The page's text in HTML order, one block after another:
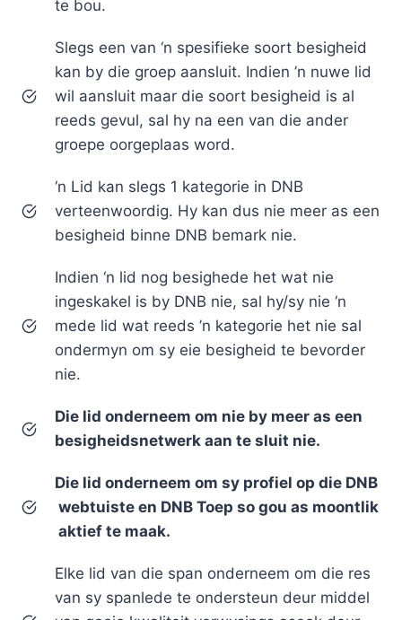
te bou.
Slegs een van ‘n spesifieke soort besigheid
kan by die groep aansluit. Indien ’n nuwe lid
wil aansluit maar die soort besigheid is al
reeds gevul, sal hy na een van die ander
groepe oorgeplaas word.
‘n Lid kan slegs 1 kategorie in DNB
verteenwoordig. Hy kan dus nie meer as een
besigheid binne DNB bemark nie.
Indien ‘n lid nog besighede het wat nie
ingeskakel is by DNB nie, sal hy/sy nie ‘n
mede lid wat reeds ’n kategorie het nie sal
ondermyn om sy eie besigheid te bevorder
nie.
Die lid onderneem om nie by meer as een
besigheidsnetwerk aan te sluit nie.
Die lid onderneem om sy profiel op die DNB
webtuiste en DNB Toep so gou as moontlik
aktief te maak.
Elke lid van die span onderneem om die res
van sy spanlede te ondersteun deur middel